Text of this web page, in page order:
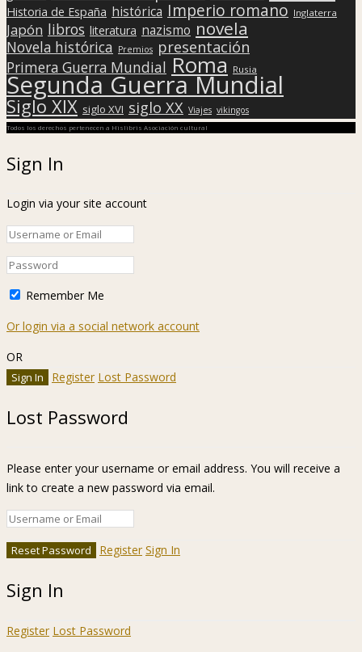
Historia de España histórica Imperio romano Inglaterra
Japón libros literatura nazismo novela
Novela histórica Premios presentación
Primera Guerra Mundial Roma Rusia
Segunda Guerra Mundial
Siglo XIX siglo XVI siglo XX Viajes vikingos
Todos los derechos pertenecen a Hislibris Asociación cultural
Sign In
Login via your site account
Remember Me
Or login via a social network account
OR
Register Lost Password
Lost Password
Please enter your username or email address. You will receive a
link to create a new password via email.
Register Sign In
Sign In
Register Lost Password